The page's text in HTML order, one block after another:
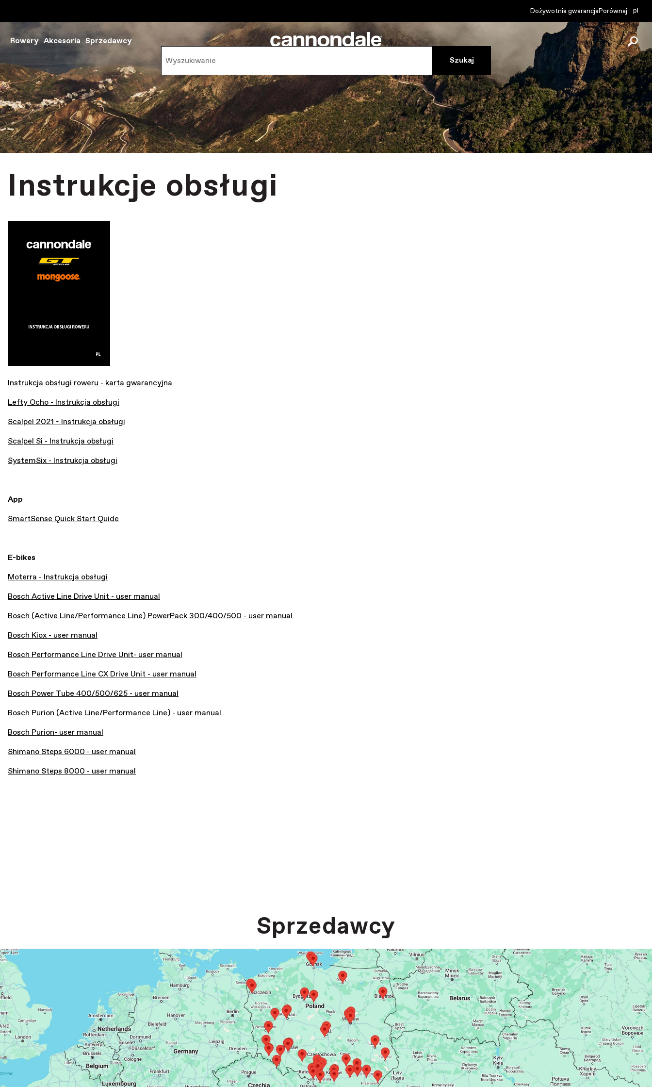
Dożywotnia gwarancjaPorównaj pl
Rowery Akcesoria Sprzedawcy
Instrukcje obsługi
Instrukcja obsługi roweru - karta gwarancyjna
Lefty Ocho - Instrukcja obsługi
Scalpel 2021 - Instrukcja obsługi
Scalpel Si - Instrukcja obsługi
SystemSix - Instrukcja obsługi
App
SmartSense Quick Start Quide
E-bikes
Moterra - Instrukcja obsługi
Bosch Active Line Drive Unit - user manual
Bosch (Active Line/Performance Line) PowerPack 300/400/500 - user manual
Bosch Kiox - user manual
Bosch Performance Line Drive Unit- user manual
Bosch Performance Line CX Drive Unit - user manual
Bosch Power Tube 400/500/625 - user manual
Bosch Purion (Active Line/Performance Line) - user manual
Bosch Purion- user manual
Shimano Steps 6000 - user manual
Shimano Steps 8000 - user manual
Sprzedawcy